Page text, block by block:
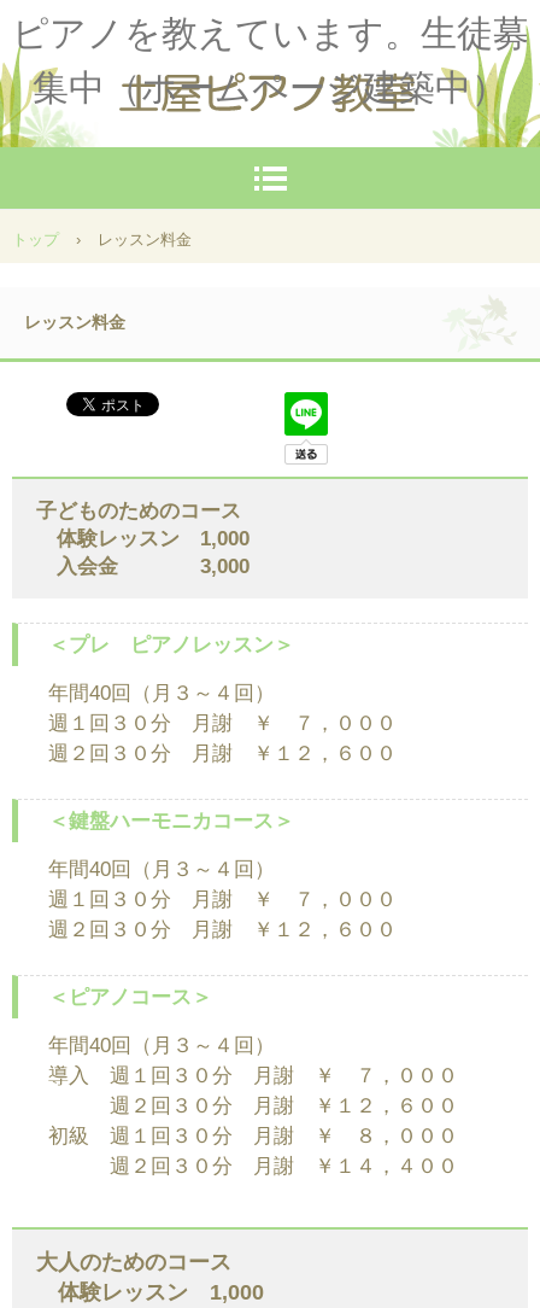
ピアノを教えています。生徒募
集中（ホームページ建築中）
トップ › レッスン料金
レッスン料金
子どものためのコース
体験レッスン 1,000
入会金 3,000
＜プレ ピアノレッスン＞
年間40回（月３～４回）
週１回３０分 月謝 ￥ ７，０００
週２回３０分 月謝 ￥１２，６００
＜鍵盤ハーモニカコース＞
年間40回（月３～４回）
週１回３０分 月謝 ￥ ７，０００
週２回３０分 月謝 ￥１２，６００
＜ピアノコース＞
年間40回（月３～４回）
導入 週１回３０分 月謝 ￥ ７，０００
週２回３０分 月謝 ￥１２，６００
初級 週１回３０分 月謝 ￥ ８，０００
週２回３０分 月謝 ￥１４，４００
大人のためのコース
体験レッスン 1,000